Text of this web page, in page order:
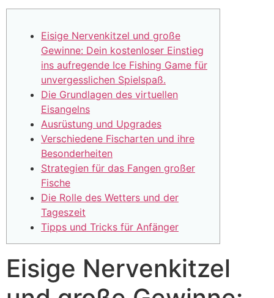
Eisige Nervenkitzel und große
Gewinne: Dein kostenloser Einstieg
ins aufregende Ice Fishing Game für
unvergesslichen Spielspaß.
Die Grundlagen des virtuellen
Eisangelns
Ausrüstung und Upgrades
Verschiedene Fischarten und ihre
Besonderheiten
Strategien für das Fangen großer
Fische
Die Rolle des Wetters und der
Tageszeit
Tipps und Tricks für Anfänger
Eisige Nervenkitzel